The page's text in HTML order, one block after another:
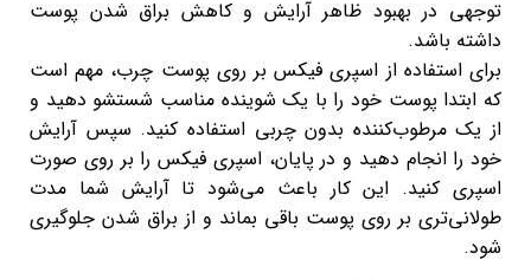
توجهی در بهبود ظاهر آرایش و کاهش براق شدن پوست
داشته باشد.
برای استفاده از اسپری فیکس بر روی پوست چرب، مهم است
که ابتدا پوست خود را با یک شوینده مناسب شستشو دهید و
از یک مرطوب‌کننده بدون چربی استفاده کنید. سپس آرایش
خود را انجام دهید و در پایان، اسپری فیکس را بر روی صورت
اسپری کنید. این کار باعث می‌شود تا آرایش شما مدت
طولانی‌تری بر روی پوست باقی بماند و از براق شدن جلوگیری
شود.